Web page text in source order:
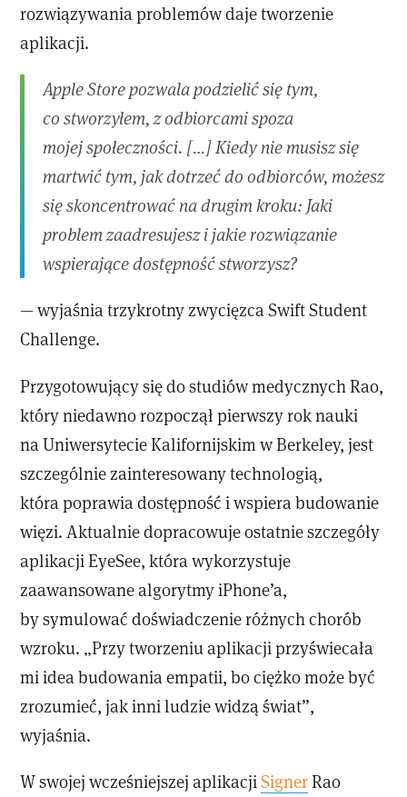
rozwiązywania problemów daje tworzenie
aplikacji.
Apple Store pozwala podzielić się tym,
co stworzyłem, z odbiorcami spoza
mojej społeczności. […] Kiedy nie musisz się
martwić tym, jak dotrzeć do odbiorców, możesz
się skoncentrować na drugim kroku: Jaki
problem zaadresujesz i jakie rozwiązanie
wspierające dostępność stworzysz?
— wyjaśnia trzykrotny zwycięzca Swift Student
Challenge.
Przygotowujący się do studiów medycznych Rao,
który niedawno rozpoczął pierwszy rok nauki
na Uniwersytecie Kalifornijskim w Berkeley, jest
szczególnie zainteresowany technologią,
która poprawia dostępność i wspiera budowanie
więzi. Aktualnie dopracowuje ostatnie szczegóły
aplikacji EyeSee, która wykorzystuje
zaawansowane algorytmy iPhone’a,
by symulować doświadczenie różnych chorób
wzroku. „Przy tworzeniu aplikacji przyświecała
mi idea budowania empatii, bo ciężko może być
zrozumieć, jak inni ludzie widzą świat”,
wyjaśnia.
W swojej wcześniejszej aplikacjiSignerRao